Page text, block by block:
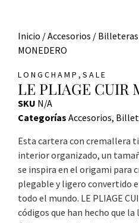
Inicio /Accesorios / Billeteras
MONEDERO
LONGCHAMP , SALE
LE PLIAGE CUIR
SKU N/A
Categorías Accesorios,
Esta cartera con cremallera
interior organizado, un
se inspira en el origami para
plegable y ligero convertido
todo el mundo. LE PLIAGE
códigos que han hecho que la